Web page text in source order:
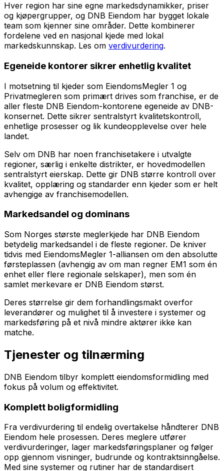
Hver region har sine egne markedsdynamikker, priser
og kjøpergrupper, og DNB Eiendom har bygget lokale
team som kjenner sine områder. Dette kombinerer
fordelene ved en nasjonal kjede med lokal
markedskunnskap. Les om verdivurdering.
Egeneide kontorer sikrer enhetlig kvalitet
I motsetning til kjeder som EiendomsMegler 1 og
Privatmegleren som primært drives som franchise, er de
aller fleste DNB Eiendom-kontorene egeneide av DNB-
konsernet. Dette sikrer sentralstyrt kvalitetskontroll,
enhetlige prosesser og lik kundeopplevelse over hele
landet.
Selv om DNB har noen franchisetakere i utvalgte
regioner, særlig i enkelte distrikter, er hovedmodellen
sentralstyrt eierskap. Dette gir DNB større kontroll over
kvalitet, opplæring og standarder enn kjeder som er helt
avhengige av franchisemodellen.
Markedsandel og dominans
Som Norges største meglerkjede har DNB Eiendom
betydelig markedsandel i de fleste regioner. De kniver
tidvis med EiendomsMegler 1-alliansen om den absolutte
førsteplassen (avhengig av om man regner EM1 som én
enhet eller flere regionale selskaper), men som én
samlet merkevare er DNB Eiendom størst.
Deres størrelse gir dem forhandlingsmakt overfor
leverandører og mulighet til å investere i systemer og
markedsføring på et nivå mindre aktører ikke kan
matche.
Tjenester og tilnærming
DNB Eiendom tilbyr komplett eiendomsformidling med
fokus på volum og effektivitet.
Komplett boligformidling
Fra verdivurdering til endelig overtakelse håndterer DNB
Eiendom hele prosessen. Deres meglere utfører
verdivurderinger, lager markedsføringsplaner og følger
opp gjennom visninger, budrunde og kontraktsinngåelse.
Med sine systemer og rutiner har de standardisert